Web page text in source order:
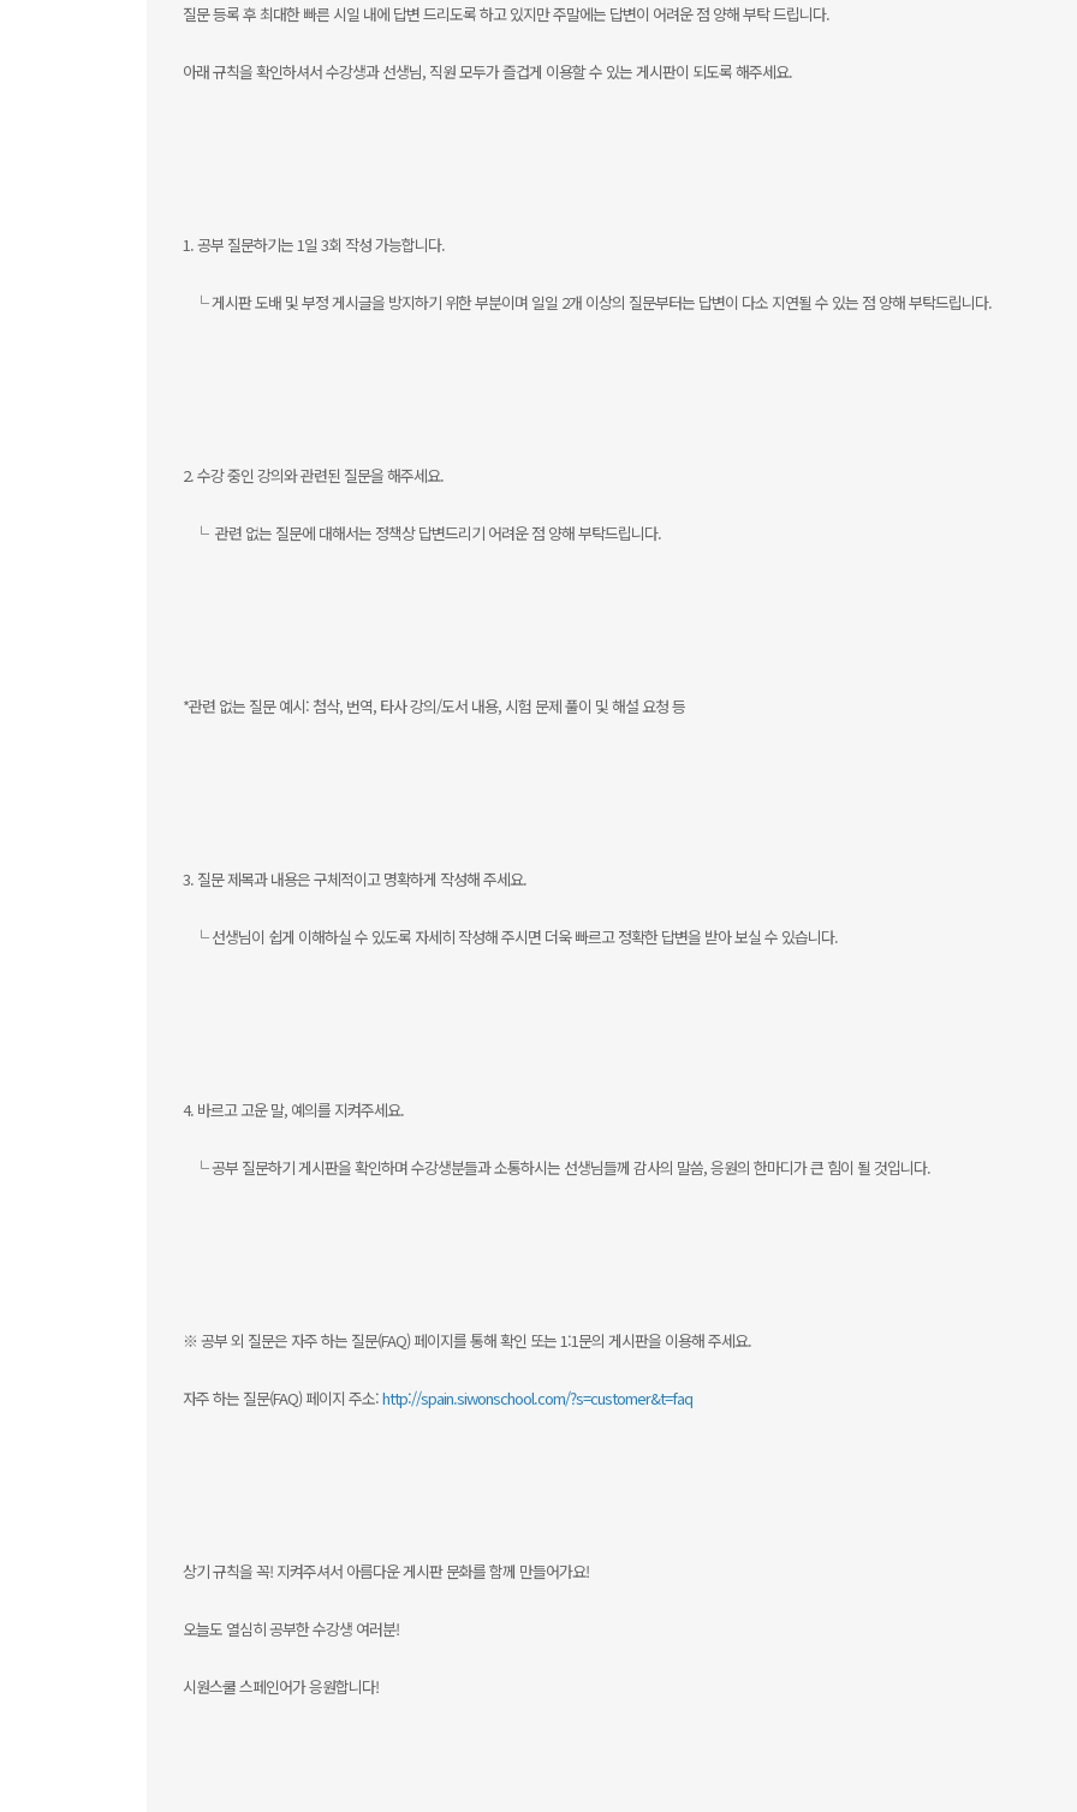
질문 등록 후 최대한 빠른 시일 내에 답변 드리도록 하고 있지만 주말에는 답변이 어려운 점 양해 부탁 드립니다.
아래 규칙을 확인하셔서 수강생과 선생님, 직원 모두가 즐겁게 이용할 수 있는 게시판이 되도록 해주세요.
1. 공부 질문하기는 1일 3회 작성 가능합니다.
└ 게시판 도배 및 부정 게시글을 방지하기 위한 부분이며 일일 2개 이상의 질문부터는 답변이 다소 지연될 수 있는 점 양해 부탁드립니다.
2. 수강 중인 강의와 관련된 질문을 해주세요.
└ 관련 없는 질문에 대해서는 정책상 답변드리기 어려운 점 양해 부탁드립니다.
*관련 없는 질문 예시: 첨삭, 번역, 타사 강의/도서 내용, 시험 문제 풀이 및 해설 요청 등
3. 질문 제목과 내용은 구체적이고 명확하게 작성해 주세요.
└ 선생님이 쉽게 이해하실 수 있도록 자세히 작성해 주시면 더욱 빠르고 정확한 답변을 받아 보실 수 있습니다.
4. 바르고 고운 말, 예의를 지켜주세요.
└ 공부 질문하기 게시판을 확인하며 수강생분들과 소통하시는 선생님들께 감사의 말씀, 응원의 한마디가 큰 힘이 될 것입니다.
※ 공부 외 질문은 자주 하는 질문(FAQ) 페이지를 통해 확인 또는 1:1문의 게시판을 이용해 주세요.
자주 하는 질문(FAQ) 페이지 주소:http://spain.siwonschool.com/?s=customer&t=faq
상기 규칙을 꼭! 지켜주셔서 아름다운 게시판 문화를 함께 만들어가요!
오늘도 열심히 공부한 수강생 여러분!
시원스쿨 스페인어가 응원합니다!